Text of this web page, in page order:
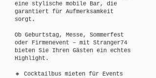
eine stylische mobile Bar, die
garantiert für Aufmerksamkeit
sorgt.
Ob Geburtstag, Messe, Sommerfest
oder Firmenevent – mit Stranger74
bieten Sie Ihren Gästen ein echtes
Highlight.
🔸 Cocktailbus mieten für Events